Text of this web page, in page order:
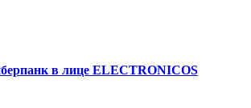
в лице ELECTRONICOS